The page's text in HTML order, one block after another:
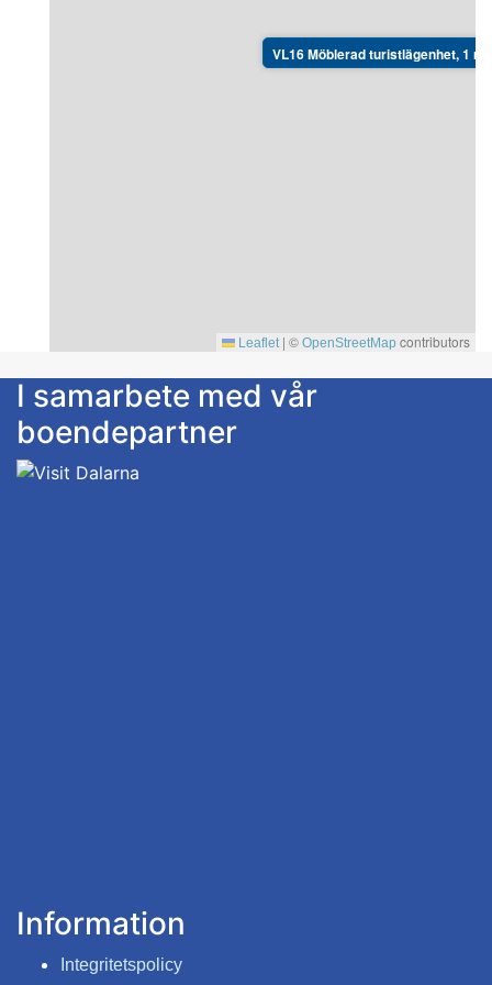
VL16 Möblerad turistlägenhet, 1 r
Leaflet | © OpenStreetMap contributors
I samarbete med vår
boendepartner
Information
Integritetspolicy